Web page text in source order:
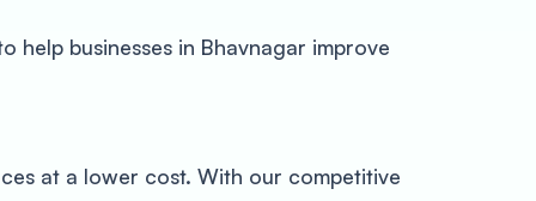
help businesses in Bhavnagar improve
at a lower cost. With our competitive